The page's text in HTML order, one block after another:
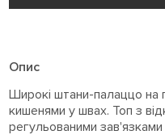
Опис
Широкі штани-палаццо на
кишенями у швах. Топ з
регульованими зав'язками